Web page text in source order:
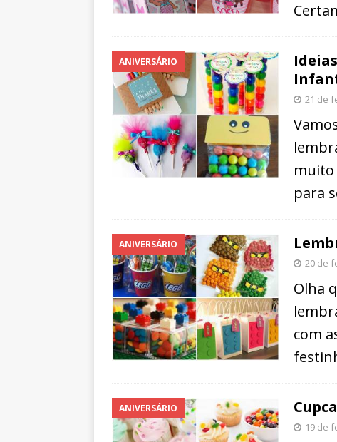
ANIVERSÁRIO
21 de
muito
para
ANIVERSÁRIO
20 de
Olha
com
ANIVERSÁRIO
19 de